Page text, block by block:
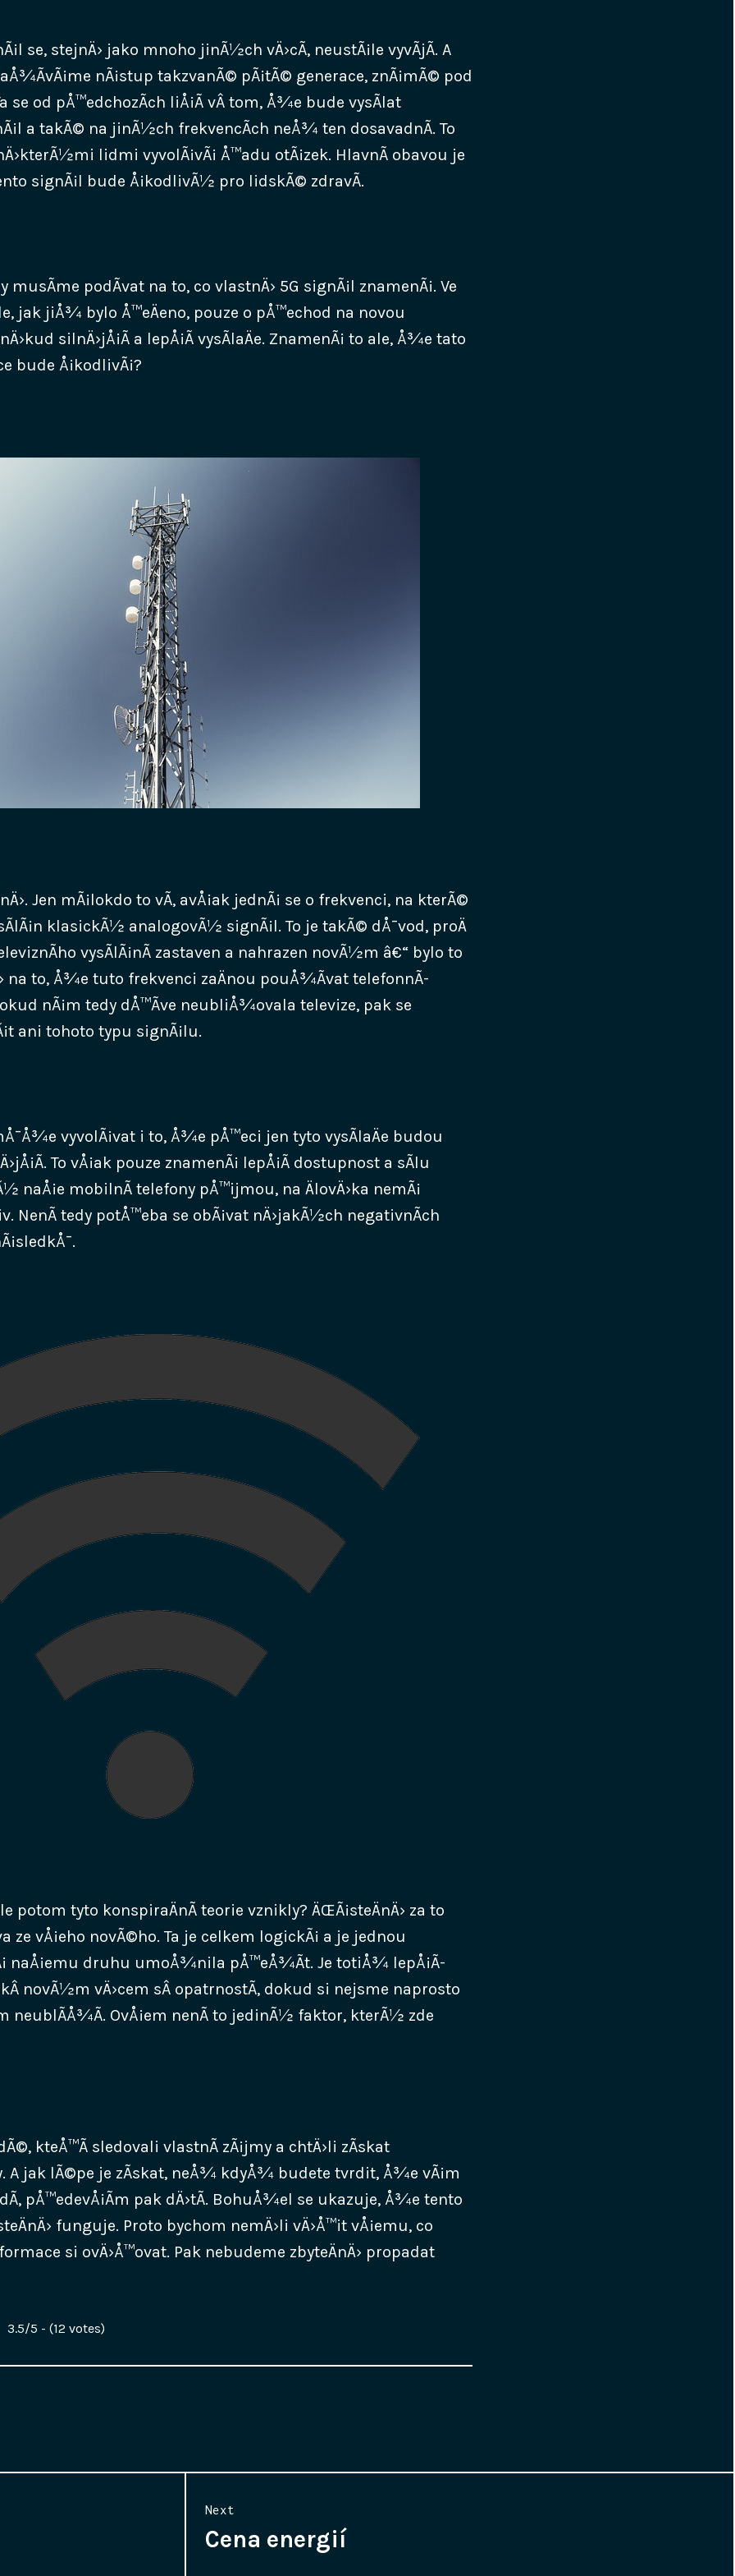
se, stejnÄ› jako mnoho jinÃ½ch vÄ›cÃ­, neustÃ¡le vyvÃ­jÃ­. A
nÃ¡stup takzvanÃ© pÃ¡tÃ© generace, znÃ¡mÃ© pod
se od pÅ™edchozÃ­ch liÅ¡Ã­ vÂ tom, Å¾e bude vysÃ­lat
a takÃ© na jinÃ½ch frekvencÃ­ch neÅ¾ ten dosavadnÃ­. To
lidmi vyvolÃ¡vÃ¡ Å™adu otÃ¡zek. HlavnÃ­ obavou je
signÃ¡l bude Å¡kodlivÃ½ pro lidskÃ© zdravÃ­.
musÃ­me podÃ­vat na to, co vlastnÄ› 5G signÃ¡l znamenÃ¡. Ve
jak jiÅ¾ bylo Å™eÄeno, pouze o pÅ™echod na novou
silnÄ›jÅ¡Ã­ a lepÅ¡Ã­ vysÃ­laÄe. ZnamenÃ¡ to ale, Å¾e tato
bude Å¡kodlivÃ¡?
Jen mÃ¡lokdo to vÃ­, avÅ¡ak jednÃ¡ se o frekvenci, na kterÃ©
klasickÃ½ analogovÃ½ signÃ¡l. To je takÃ© dÅ¯vod, proÄ
vysÃ­lÃ¡nÃ­ zastaven a nahrazen novÃ½m â€“ bylo to
na to, Å¾e tuto frekvenci zaÄnou pouÅ¾Ã­vat telefonnÃ­
nÃ¡m tedy dÅ™Ã­ve neubliÅ¾ovala televize, pak se
ani tohoto typu signÃ¡lu.
vyvolÃ¡vat i to, Å¾e pÅ™eci jen tyto vysÃ­laÄe budou
To vÅ¡ak pouze znamenÃ¡ lepÅ¡Ã­ dostupnost a sÃ­lu
naÅ¡e mobilnÃ­ telefony pÅ™ijmou, na ÄlovÄ›ka nemÃ¡
NenÃ­ tedy potÅ™eba se obÃ¡vat nÄ›jakÃ½ch negativnÃ­ch
potom tyto konspiraÄnÃ­ teorie vznikly? ÄŒÃ¡steÄnÄ› za to
ze vÅ¡eho novÃ©ho. Ta je celkem logickÃ¡ a je jednou
naÅ¡emu druhu umoÅ¾nila pÅ™eÅ¾Ã­t. Je totiÅ¾ lepÅ¡Ã­
novÃ½m vÄ›cem sÂ opatrnostÃ­, dokud si nejsme naprosto
neublÃ­Å¾Ã­. OvÅ¡em nenÃ­ to jedinÃ½ faktor, kterÃ½ zde
kteÅ™Ã­ sledovali vlastnÃ­ zÃ¡jmy a chtÄ›li zÃ­skat
A jak lÃ©pe je zÃ­skat, neÅ¾ kdyÅ¾ budete tvrdit, Å¾e vÃ¡m
pÅ™edevÅ¡Ã­m pak dÄ›tÃ­. BohuÅ¾el se ukazuje, Å¾e tento
funguje. Proto bychom nemÄ›li vÄ›Å™it vÅ¡emu, co
si ovÄ›Å™ovat. Pak nebudeme zbyteÄnÄ› propadat
3.5/5 - (12 votes)
Next
Next
Cena energií